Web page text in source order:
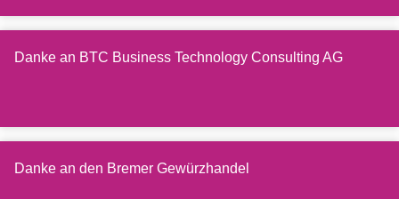
Danke an BTC Business Technology Consulting AG
Danke an den Bremer Gewürzhandel